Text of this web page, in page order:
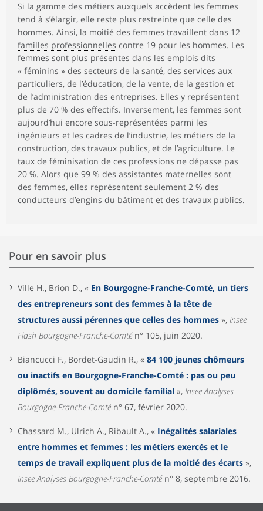
Si la gamme des métiers auxquels accèdent les femmes
tend à s’élargir, elle reste plus restreinte que celle des
hommes. Ainsi, la moitié des femmes travaillent dans 12
familles professionnelles contre 19 pour les hommes. Les
femmes sont plus présentes dans les emplois dits
« féminins » des secteurs de la santé, des services aux
particuliers, de l’éducation, de la vente, de la gestion et
de l’administration des entreprises. Elles y représentent
plus de 70 % des effectifs. Inversement, les femmes sont
aujourd’hui encore sous-représentées parmi les
ingénieurs et les cadres de l’industrie, les métiers de la
construction, des travaux publics, et de l’agriculture. Le
taux de féminisation de ces professions ne dépasse pas
20 %. Alors que 99 % des assistantes maternelles sont
des femmes, elles représentent seulement 2 % des
conducteurs d’engins du bâtiment et des travaux publics.
Pour en savoir plus
Ville H., Brion D., « En Bourgogne-Franche-Comté, un tiers
des entrepreneurs sont des femmes à la tête de
structures aussi pérennes que celles des hommes », Insee
Flash Bourgogne-Franche-Comtén° 105, juin 2020.
Biancucci F., Bordet-Gaudin R., « 84 100 jeunes chômeurs
ou inactifs en Bourgogne-Franche-Comté : pas ou peu
diplômés, souvent au domicile familial », Insee Analyses
Bourgogne-Franche-Comtén° 67, février 2020.
Chassard M., Ulrich A., Ribault A., « Inégalités salariales
entre hommes et femmes : les métiers exercés et le
temps de travail expliquent plus de la moitié des écarts »,
Insee Analyses Bourgogne-Franche-Comtén° 8, septembre 2016.